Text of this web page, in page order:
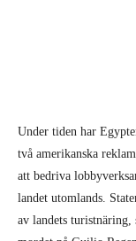
Under tiden har
två amerikanska
att bedriva
landet utomlands.
av landets